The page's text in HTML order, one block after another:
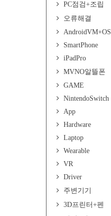
PC점검+조립
오류해결
AndroidVM+OS
SmartPhone
iPadPro
MVNO알뜰폰
GAME
NintendoSwitch
App
Hardware
Laptop
Wearable
VR
Driver
주변기기
3D프린터+펜